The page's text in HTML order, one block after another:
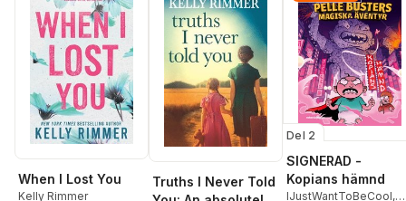
When I Lost You
Kelly Rimmer
Truths I Never Told
Del 2
SIGNERAD -
Kopians hämnd
IJustWantToBeCool,